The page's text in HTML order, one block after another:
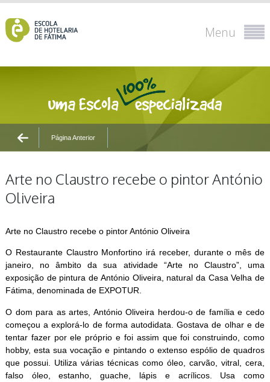
Menu
Página Anterior
Arte no Claustro recebe o pintor António
Oliveira
Arte no Claustro recebe o pintor António Oliveira
O Restaurante Claustro Monfortino irá receber, durante o mês de
janeiro, no âmbito da sua atividade “Arte no Claustro”, uma
exposição de pintura de António Oliveira, natural da Casa Velha de
Fátima, denominada de EXPOTUR.
O dom para as artes, António Oliveira herdou-o de família e cedo
começou a explorá-lo de forma autodidata. Gostava de olhar e de
tentar fazer por ele próprio e foi assim que foi construindo, como
hobby, esta sua vocação e pintando o extenso espólio de quadros
que possui. Utiliza várias técnicas como óleo, carvão, vitral, cera,
falso óleo, estanho, guache, lápis e acrílicos. Usa como